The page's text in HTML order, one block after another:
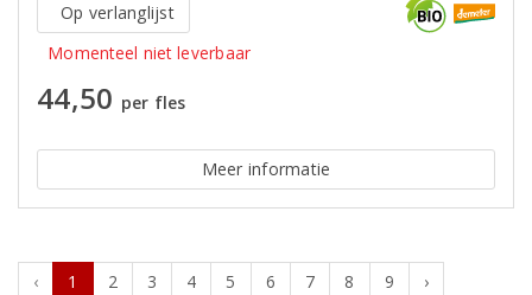
Op verlanglijst
Momenteel niet leverbaar
44,50 per fles
Meer informatie
‹ 1 2 3 4 5 6 7 8 9 ›